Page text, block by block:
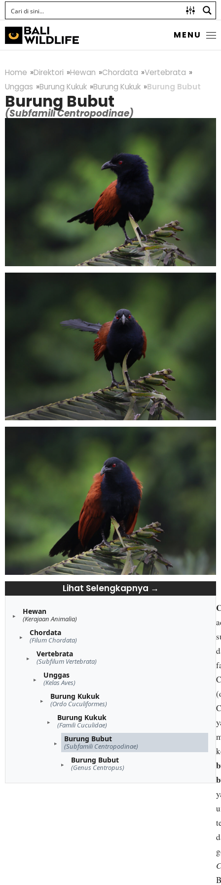
MENU
Home Direktori Hewan Chordata
Vertebrata
Unggas
Burung Kukuk Burung Kukuk Burung Bubut
Burung Bubut
(Subfamili Centropodinae)
Lihat Selengkapnya →
Hewan
(Kerajaan Animalia)
Chordata
(Filum Chordata)
Vertebrata
(Subfilum Vertebrata)
Unggas
(Kelas Aves)
Burung Kukuk
(Ordo Cuculiformes)
Burung Kukuk
(Famili Cuculidae)
Burung Bubut
(Subfamili Centropodinae)
Burung Bubut
(Genus Centropus)